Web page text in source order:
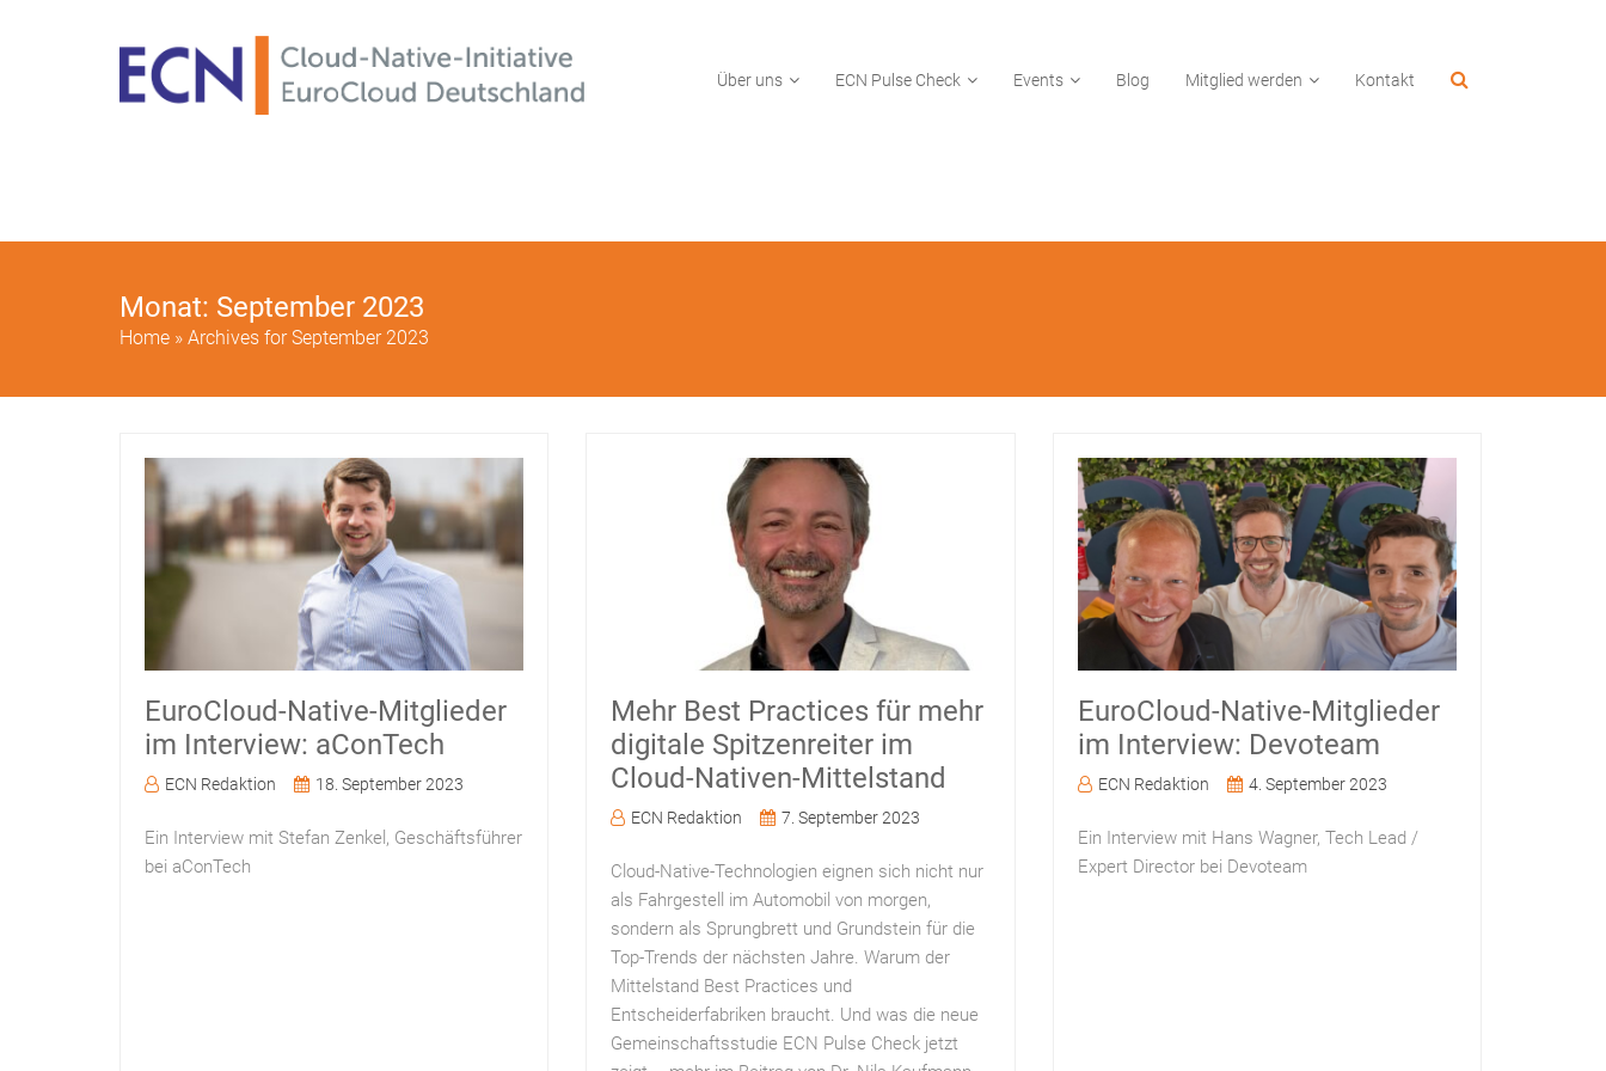
Über uns ECN Pulse Check Events Blog Mitglied werden Kontakt
Monat: September 2023
Home » Archives for September 2023
EuroCloud-Native-Mitglieder
im Interview: aConTech
ECN Redaktion 18. September 2023
Ein Interview mit Stefan Zenkel, Geschäftsführer
bei aConTech
Mehr Best Practices für mehr
digitale Spitzenreiter im
Cloud-Nativen-Mittelstand
ECN Redaktion 7. September 2023
Cloud-Native-Technologien eignen sich nicht nur
als Fahrgestell im Automobil von morgen,
sondern als Sprungbrett und Grundstein für die
Top-Trends der nächsten Jahre. Warum der
Mittelstand Best Practices und
Entscheiderfabriken braucht. Und was die neue
Gemeinschaftsstudie ECN Pulse Check jetzt
EuroCloud-Native-Mitglieder
im Interview: Devoteam
ECN Redaktion 4. September 2023
Ein Interview mit Hans Wagner, Tech Lead /
Expert Director bei Devoteam